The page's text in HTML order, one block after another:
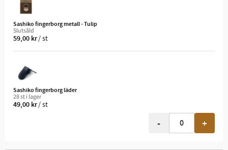
Sashiko fingerborg metall - Tulip
Slutsåld
59,00 kr/st
Sashiko fingerborg läder
28 st i lager
49,00 kr/st
+
-